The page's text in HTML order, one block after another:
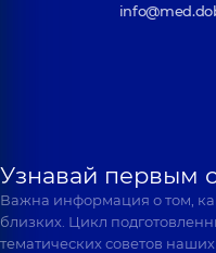
Узнавай первым о
Важна информация о том,
близких. Цикл
тематических советов